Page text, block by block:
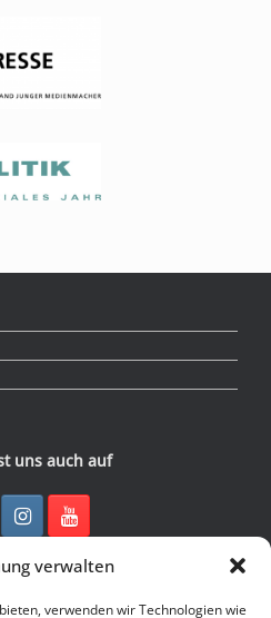
verwalten
verwenden wir Technologien wie
uns auch auf